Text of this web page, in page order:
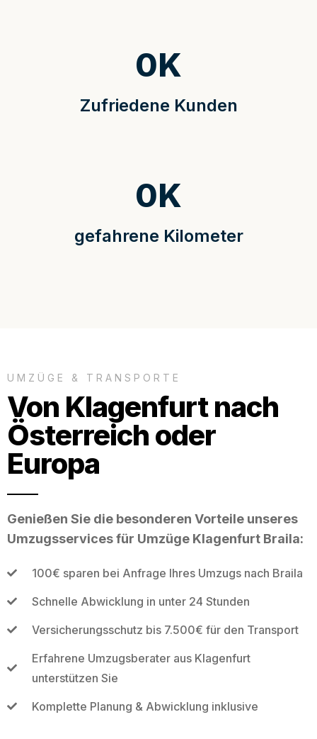
Zufriedene Kunden
0K
gefahrene Kilometer
0K
UMZÜGE & TRANSPORTE
Von Klagenfurt nach
Österreich oder
Europa
Genießen Sie die besonderen Vorteile unseres
Umzugsservices für Umzüge Klagenfurt Braila:
100€ sparen bei Anfrage Ihres Umzugs nach Braila
Schnelle Abwicklung in unter 24 Stunden
Versicherungsschutz bis 7.500€ für den Transport
Erfahrene Umzugsberater aus Klagenfurt
unterstützen Sie
Komplette Planung & Abwicklung inklusive